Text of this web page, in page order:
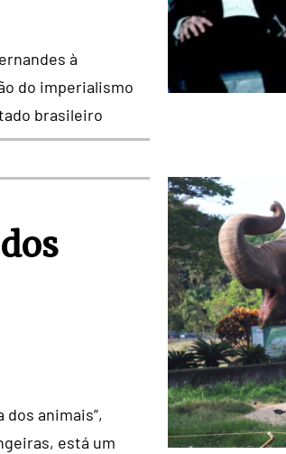
à
do imperialismo
brasileiro
dos animais”,
está um